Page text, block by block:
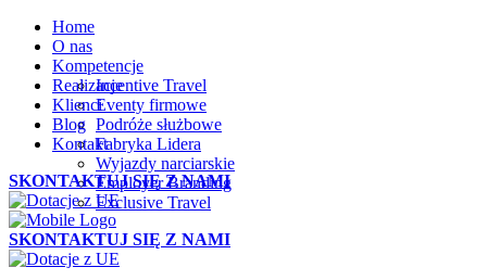
Home
O nas
Kompetencje
Incentive Travel
Eventy firmowe
Podróże służbowe
Fabryka Lidera
Wyjazdy narciarskie
Employer Branding
Exclusive Travel
Realizacje
Klienci
Blog
Kontakt
SKONTAKTUJ SIĘ Z NAMI
SKONTAKTUJ SIĘ Z NAMI